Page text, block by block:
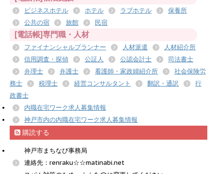
ビジネスホテル ホテル ラブホテル
保養所
公共の宿
旅館 民宿
[電話帳]専門職・人材
ファイナンシャルプランナー 人材派遣
人材紹介所
信用調査・探偵
公証人 公認会計士
司法書士
弁理士
弁護士 看護師・家政婦紹介所
社会保険労
務士
税理士 経営コンサルタント 翻訳・通訳
行
政書士
内職在宅ワーク求人募集情報
神戸市内の内職在宅ワーク求人募集情報
購読する
神戸市まちなび事務局
連絡先：renraku☆☆matinabi.net